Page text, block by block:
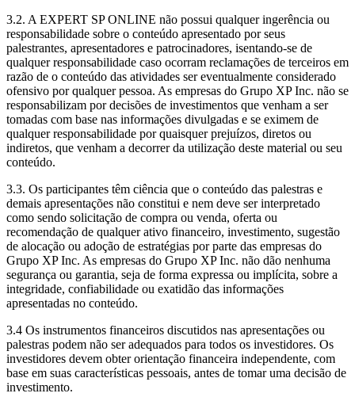
3.2. A EXPERT SP ONLINE não possui qualquer ingerência ou
responsabilidade sobre o conteúdo apresentado por seus
palestrantes, apresentadores e patrocinadores, isentando-se de
qualquer responsabilidade caso ocorram reclamações de terceiros em
razão de o conteúdo das atividades ser eventualmente considerado
ofensivo por qualquer pessoa. As empresas do Grupo XP Inc. não se
responsabilizam por decisões de investimentos que venham a ser
tomadas com base nas informações divulgadas e se eximem de
qualquer responsabilidade por quaisquer prejuízos, diretos ou
indiretos, que venham a decorrer da utilização deste material ou seu
conteúdo.
3.3. Os participantes têm ciência que o conteúdo das palestras e
demais apresentações não constitui e nem deve ser interpretado
como sendo solicitação de compra ou venda, oferta ou
recomendação de qualquer ativo financeiro, investimento, sugestão
de alocação ou adoção de estratégias por parte das empresas do
Grupo XP Inc. As empresas do Grupo XP Inc. não dão nenhuma
segurança ou garantia, seja de forma expressa ou implícita, sobre a
integridade, confiabilidade ou exatidão das informações
apresentadas no conteúdo.
3.4 Os instrumentos financeiros discutidos nas apresentações ou
palestras podem não ser adequados para todos os investidores. Os
investidores devem obter orientação financeira independente, com
base em suas características pessoais, antes de tomar uma decisão de
investimento.